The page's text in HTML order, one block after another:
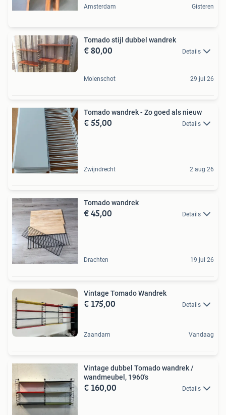
Amsterdam Gisteren
Tomado stijl dubbel wandrek
€ 80,00 Details
Molenschot 29 jul 26
Tomado wandrek - Zo goed als nieuw
€ 55,00 Details
Zwijndrecht 2 aug 26
Tomado wandrek
€ 45,00 Details
Drachten 19 jul 26
Vintage Tomado Wandrek
€ 175,00 Details
Zaandam Vandaag
Vintage dubbel Tomado wandrek /
wandmeubel, 1960's
€ 160,00 Details